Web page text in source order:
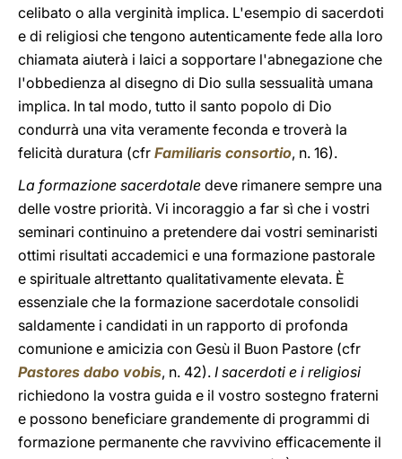
celibato o alla verginità implica. L'esempio di sacerdoti
e di religiosi che tengono autenticamente fede alla loro
chiamata aiuterà i laici a sopportare l'abnegazione che
l'obbedienza al disegno di Dio sulla sessualità umana
implica. In tal modo, tutto il santo popolo di Dio
condurrà una vita veramente feconda e troverà la
felicità duratura (cfr Familiaris consortio, n. 16).
La formazione sacerdotale deve rimanere sempre una
delle vostre priorità. Vi incoraggio a far sì che i vostri
seminari continuino a pretendere dai vostri seminaristi
ottimi risultati accademici e una formazione pastorale
e spirituale altrettanto qualitativamente elevata. È
essenziale che la formazione sacerdotale consolidi
saldamente i candidati in un rapporto di profonda
comunione e amicizia con Gesù il Buon Pastore (cfr
Pastores dabo vobis, n. 42). I sacerdoti e i religiosi
richiedono la vostra guida e il vostro sostegno fraterni
e possono beneficiare grandemente di programmi di
formazione permanente che ravvivino efficacemente il